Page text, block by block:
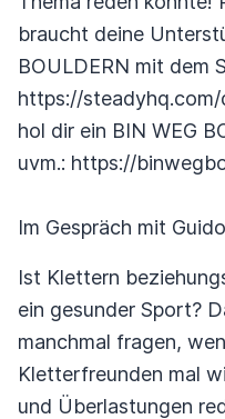
braucht deine
BOULDERN mit dem
https://
hol dir ein BIN WEG
uvm.: https://
Im Gespräch mit
Ist Klettern
ein gesunder Sport?
manchmal fragen,
Kletterfreunden mal
und Überlastungen